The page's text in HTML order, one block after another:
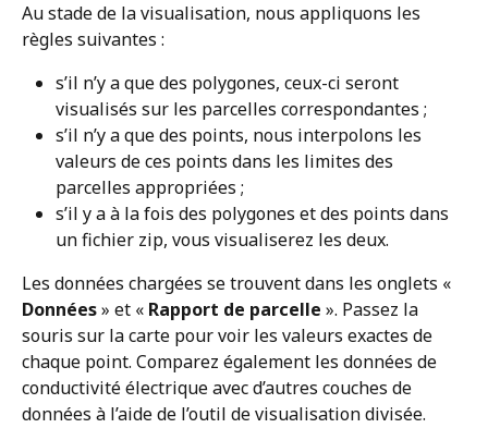
Au stade de la visualisation, nous appliquons les
règles suivantes :
s’il n’y a que des polygones, ceux-ci seront
visualisés sur les parcelles correspondantes ;
s’il n’y a que des points, nous interpolons les
valeurs de ces points dans les limites des
parcelles appropriées ;
s’il y a à la fois des polygones et des points dans
un fichier zip, vous visualiserez les deux.
Les données chargées se trouvent dans les onglets «
Données » et « Rapport de parcelle ». Passez la
souris sur la carte pour voir les valeurs exactes de
chaque point. Comparez également les données de
conductivité électrique avec d’autres couches de
données à l’aide de l’outil de visualisation divisée.